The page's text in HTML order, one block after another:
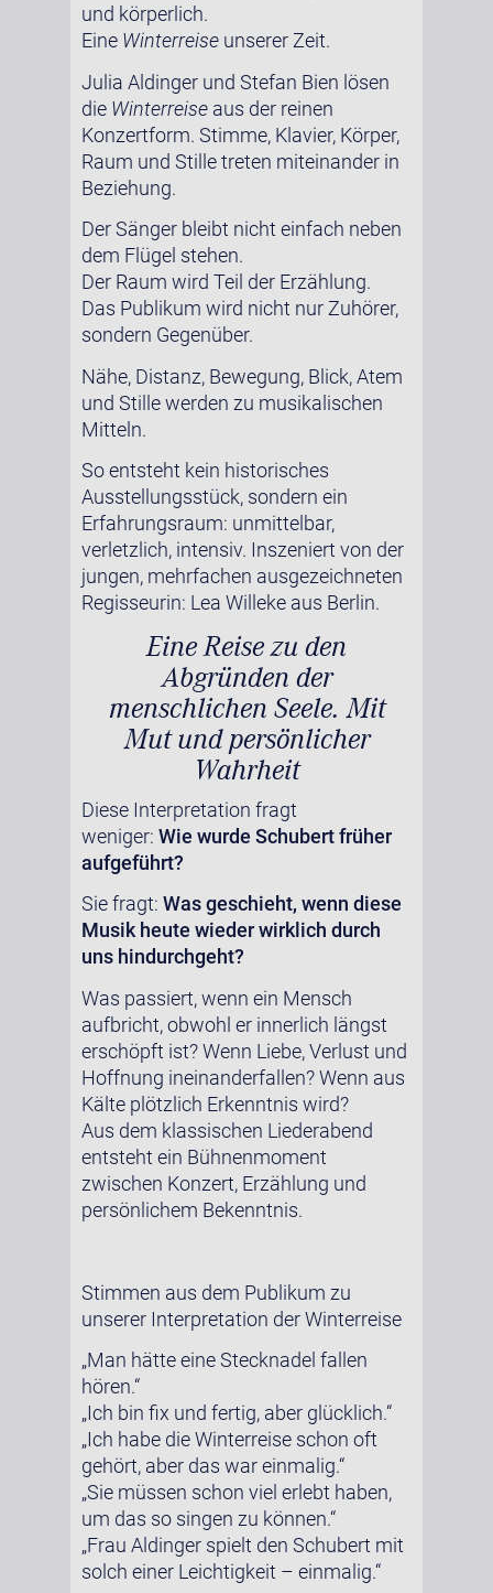
und körperlich.
Eine Winterreise unserer Zeit.
Julia Aldinger und Stefan Bien lösen
die Winterreise aus der reinen
Konzertform. Stimme, Klavier, Körper,
Raum und Stille treten miteinander in
Beziehung.
Der Sänger bleibt nicht einfach neben
dem Flügel stehen.
Der Raum wird Teil der Erzählung.
Das Publikum wird nicht nur Zuhörer,
sondern Gegenüber.
Nähe, Distanz, Bewegung, Blick, Atem
und Stille werden zu musikalischen
Mitteln.
So entsteht kein historisches
Ausstellungsstück, sondern ein
Erfahrungsraum: unmittelbar,
verletzlich, intensiv. Inszeniert von der
jungen, mehrfachen ausgezeichneten
Regisseurin: Lea Willeke aus Berlin.
Eine Reise zu den
Abgründen der
menschlichen Seele. Mit
Mut und persönlicher
Wahrheit
Diese Interpretation fragt
weniger: Wie wurde Schubert früher
aufgeführt?
Sie fragt: Was geschieht, wenn diese
Musik heute wieder wirklich durch
uns hindurchgeht?
Was passiert, wenn ein Mensch
aufbricht, obwohl er innerlich längst
erschöpft ist? Wenn Liebe, Verlust und
Hoffnung ineinanderfallen? Wenn aus
Kälte plötzlich Erkenntnis wird?
Aus dem klassischen Liederabend
entsteht ein Bühnenmoment
zwischen Konzert, Erzählung und
persönlichem Bekenntnis.
Stimmen aus dem Publikum zu
unserer Interpretation der Winterreise
„Man hätte eine Stecknadel fallen
hören.“
„Ich bin fix und fertig, aber glücklich.“
„Ich habe die Winterreise schon oft
gehört, aber das war einmalig.“
„Sie müssen schon viel erlebt haben,
um das so singen zu können.“
„Frau Aldinger spielt den Schubert mit
solch einer Leichtigkeit – einmalig.“